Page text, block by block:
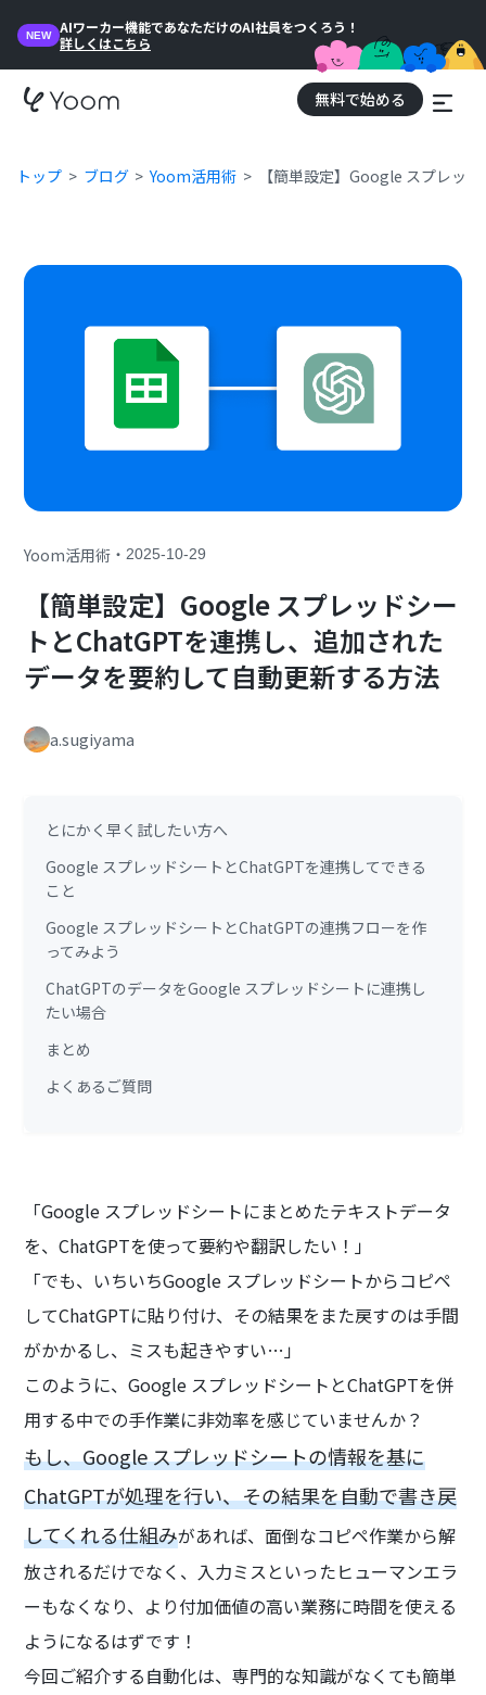
NEW
AIワーカー機能であなただけのAI社員をつくろう！
詳しくはこちら
無料で始める
トップ ブログ Yoom活用術 【簡単設定】Google スプレッ
Yoom活用術 ・2025-10-29
【簡単設定】Google スプレッドシー
トとChatGPTを連携し、追加された
データを要約して自動更新する方法
a.sugiyama
とにかく早く試したい方へ
Google スプレッドシートとChatGPTを連携してできる
こと
Google スプレッドシートとChatGPTの連携フローを作
ってみよう
ChatGPTのデータをGoogle スプレッドシートに連携し
たい場合
まとめ
よくあるご質問
「Google スプレッドシートにまとめたテキストデータ
を、ChatGPTを使って要約や翻訳したい！」
「でも、いちいちGoogle スプレッドシートからコピペ
してChatGPTに貼り付け、その結果をまた戻すのは手間
がかかるし、ミスも起きやすい…」
このように、Google スプレッドシートとChatGPTを併
用する中での手作業に非効率を感じていませんか？
もし、Google スプレッドシートの情報を基に
ChatGPTが処理を行い、その結果を自動で書き戻
してくれる仕組みがあれば、面倒なコピペ作業から解
放されるだけでなく、入力ミスといったヒューマンエラ
ーもなくなり、より付加価値の高い業務に時間を使える
ようになるはずです！
今回ご紹介する自動化は、専門的な知識がなくても簡単